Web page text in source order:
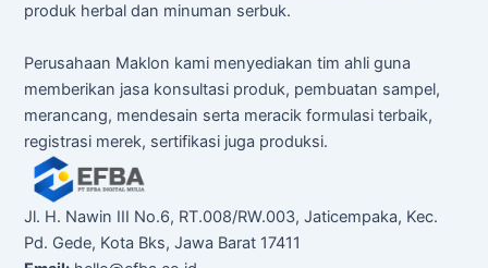
produk herbal dan minuman serbuk.
Perusahaan Maklon kami menyediakan tim ahli guna
memberikan jasa konsultasi produk, pembuatan sampel,
merancang, mendesain serta meracik formulasi terbaik,
registrasi merek, sertifikasi juga produksi.
Jl. H. Nawin III No.6, RT.008/RW.003, Jaticempaka, Kec.
Pd. Gede, Kota Bks, Jawa Barat 17411